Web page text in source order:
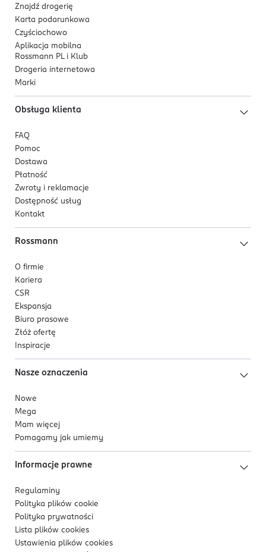
skóry.
Materiał i konsystencja:
Maska wykonana z elastycznego materiału o żelowej
strukturze, który dobrze dopasowuje się do konturów
twarzy i zatrzymuje dużą ilość esencji.
Produkt testowany dermatologicznie.
334454245
KR-Republika Korei
Kod EAN
8 806334 398132
Znajdź drogerię
Karta podarunkowa
Czyściochowo
Aplikacja mobilna
Rossmann PL i Klub
Drogeria internetowa
Marki
Obsługa klienta
FAQ
Pomoc
Dostawa
Płatność
Zwroty i reklamacje
Dostępność usług
Kontakt
Rossmann
O firmie
Kariera
CSR
Ekspansja
Biuro prasowe
Złóż ofertę
Inspiracje
Nasze oznaczenia
Nowe
Mega
Mam więcej
Pomagamy jak umiemy
Informacje prawne
Regulaminy
Polityka plików cookie
Polityka prywatności
Lista plików cookies
Ustawienia plików cookies